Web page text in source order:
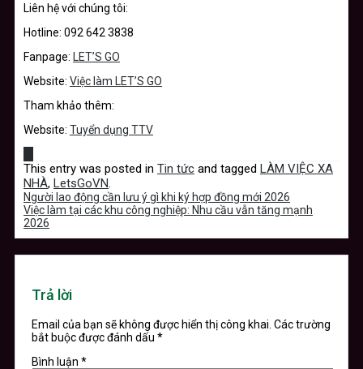
Liên hệ với chúng tôi:
Hotline: 092 642 3838
Fanpage: LET’S GO
Website: Việc làm LET’S GO
Tham khảo thêm:
Website: Tuyển dụng TTV
This entry was posted in Tin tức and tagged LÀM VIỆC XA
NHÀ, LetsGoVN.
Người lao động cần lưu ý gì khi ký hợp đồng mới 2026
Việc làm tại các khu công nghiệp: Nhu cầu vẫn tăng mạnh
2026
Trả lời
Email của bạn sẽ không được hiển thị công khai. Các trường
bắt buộc được đánh dấu *
Bình luận *